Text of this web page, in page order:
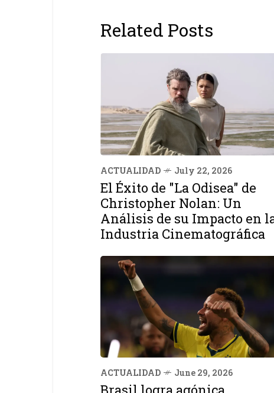
Related Posts
ACTUALIDAD July 22, 2026
El Éxito de "La Odisea" de
Christopher Nolan: Un
Análisis de su Impacto en
Industria Cinematográfica
ACTUALIDAD June 29, 2026